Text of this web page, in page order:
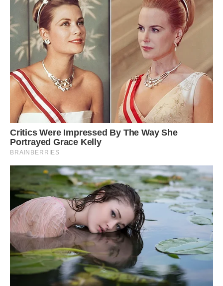
Усі імена на прохання автора змінені. Фото ілюстративне.